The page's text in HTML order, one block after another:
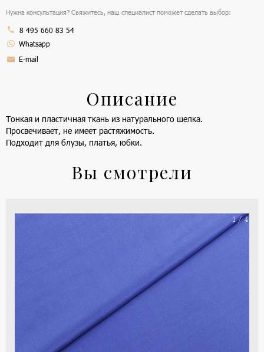
Нужна консультация? Свяжитесь, наш специалист поможет сделать выбор:
8 495 660 83 54
Whatsapp
E-mail
Описание
Тонкая и пластичная ткань из натурального шелка.
Просвечивает, не имеет растяжимость.
Подходит для блузы, платья, юбки.
Вы смотрели
1 / 4